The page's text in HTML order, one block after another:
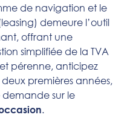
de navigation et le
demeure l’outil
offrant une
simplifiée de la TVA
pérenne, anticipez
premières années,
demande sur le
.